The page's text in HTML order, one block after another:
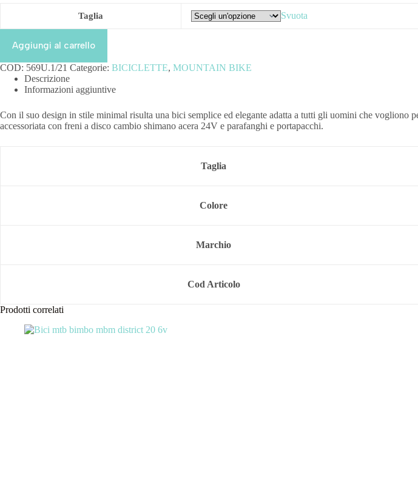
Taglia Svuota
Aggiungi al carrello
COD: 569U.1/21 Categorie: BICICLETTE, MOUNTAIN BIKE
Descrizione
Informazioni aggiuntive
Con il suo design in stile minimal risulta una bici semplice ed elegante adatta a tutti gli uomini che
accessoriata con freni a disco cambio shimano acera 24V e parafanghi e portapacchi.
Taglia
Colore
Marchio
Cod Articolo
Prodotti correlati